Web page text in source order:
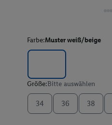
Farbe:Muster weiß/beige
Größe:Bitte auswählen
34 36 38